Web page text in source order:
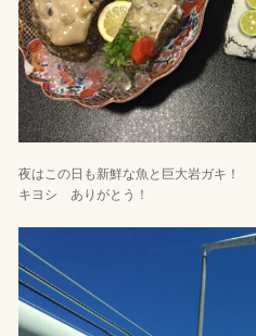
夜はこの日も新鮮な魚と巨大岩ガキ！
キヨシ ありがとう！